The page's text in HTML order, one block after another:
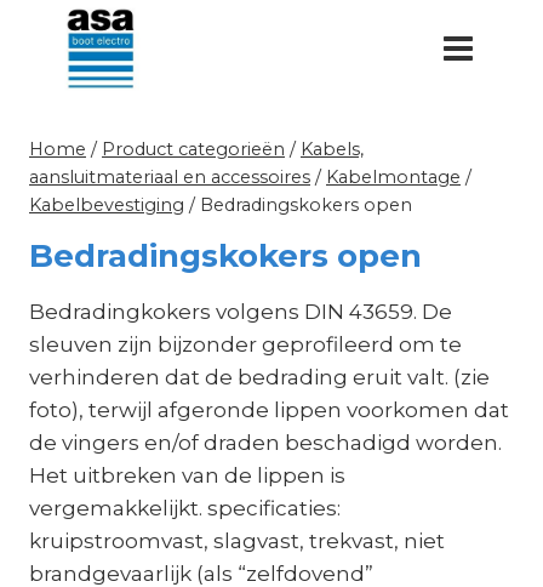
Doorgaan
inhoud
Home / Product categorieën / Kabels,
aansluitmateriaal en accessoires / Kabelmontage /
Kabelbevestiging / Bedradingskokers open
Bedradingskokers open
Bedradingkokers volgens DIN 43659. De
sleuven zijn bijzonder geprofileerd om te
verhinderen dat de bedrading eruit valt. (zie
foto), terwijl afgeronde lippen voorkomen dat
de vingers en/of draden beschadigd worden.
Het uitbreken van de lippen is
vergemakkelijkt. specificaties:
kruipstroomvast, slagvast, trekvast, niet
brandgevaarlijk (als “zelfdovend”